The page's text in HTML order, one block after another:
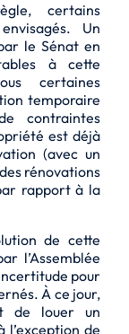
certains
Un
le Sénat en
à cette
certaines
temporaire
contraintes
est déjà
(avec un
rénovations
rapport à la
de cette
l’Assemblée
pour
À ce jour,
de louer un
l’exception de